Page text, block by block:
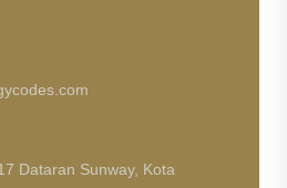
Dataran Sunway, Kota